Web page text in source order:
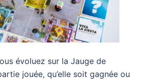
évoluez sur la Jauge de
jouée, qu’elle soit gagnée ou